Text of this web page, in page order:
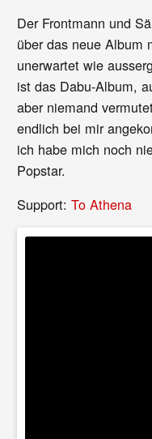
Der Frontmann und
über das neue Album
unerwartet wie
ist das Dabu-Album,
aber niemand
endlich bei mir
ich habe mich noch
Popstar.
Support:To Athena